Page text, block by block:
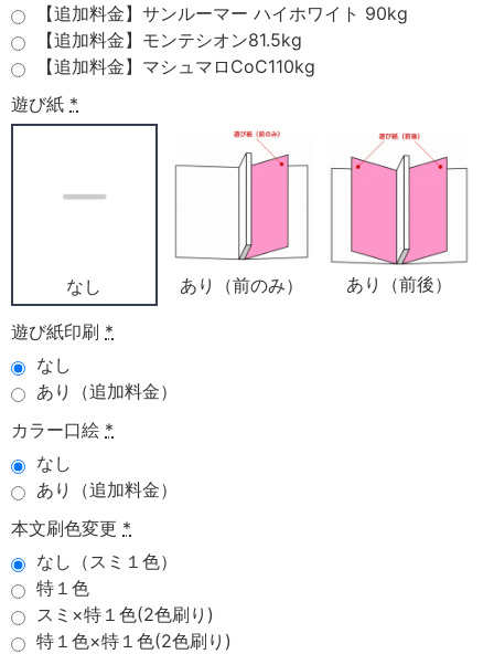
【追加料金】サンルーマー ハイホワイト 90kg
【追加料金】モンテシオン81.5kg
【追加料金】マシュマロCoC110kg
遊び紙 *
なし あり（前のみ） あり（前後）
遊び紙印刷 *
なし
あり（追加料金）
カラー口絵 *
なし
あり（追加料金）
本文刷色変更 *
なし（スミ１色）
特１色
スミ×特１色(2色刷り)
特１色×特１色(2色刷り)